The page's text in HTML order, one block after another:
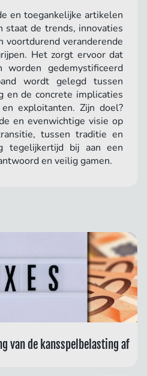
en toegankelijke artikelen
staat de trends, innovaties
voortdurend veranderende
Het zorgt ervoor dat
worden gedemystificeerd
wordt gelegd tussen
en de concrete implicaties
exploitanten. Zijn doel?
en evenwichtige visie op
tussen traditie en
tegelijkertijd bij aan een
en veilig gamen.
van de kansspelbelasting af